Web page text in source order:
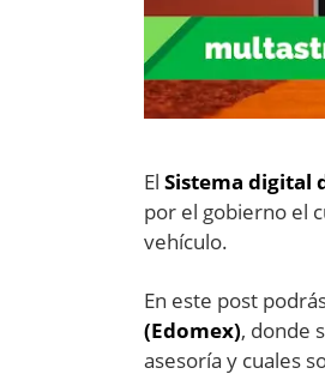
El Sistema digital
por el gobierno el
vehículo.
En este post
(Edomex), donde
asesoría y cuales